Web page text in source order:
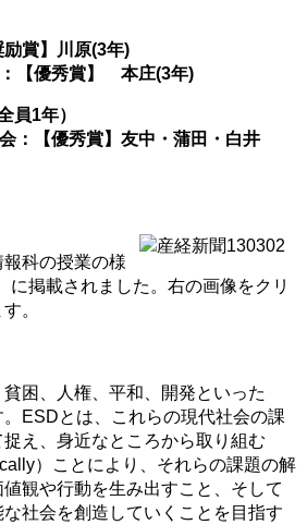
賞】川原(3年)
【優秀賞】 本庄(3年)
員1年）
【優秀賞】友中・蒲田・白井
科の授業の様
に掲載されました。右の画像をクリ
。
困、人権、平和、開発といった
ESDとは、これらの現代社会の課
え、身近なところから取り組む
）ことにより、それらの課題の解
観や行動を生み出すこと、そして
社会を創造していくことを目指す